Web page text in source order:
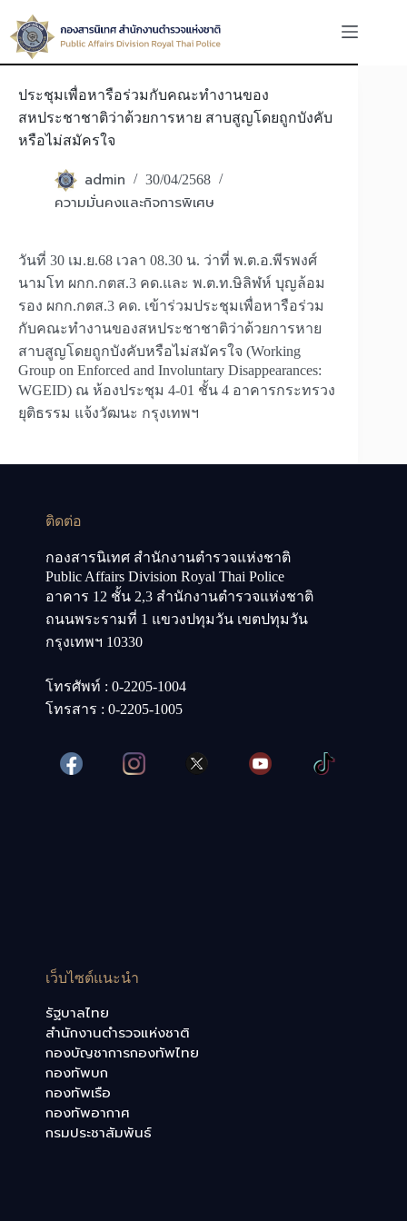
to
content
ประชุมเพื่อหารือร่วมกับคณะทำงานของ
สหประชาชาติว่าด้วยการหาย สาบสูญโดยถูกบังคับ
หรือไม่สมัครใจ
admin 30/04/2568
ความมั่นคงและกิจการพิเศษ
วันที่ 30 เม.ย.68 เวลา 08.30 น. ว่าที่ พ.ต.อ.พีรพงศ์
นามโท ผกก.กตส.3 คด.และ พ.ต.ท.ษิลิฬห์ บุญล้อม
รอง ผกก.กตส.3 คด. เข้าร่วมประชุมเพื่อหารือร่วม
กับคณะทำงานของสหประชาชาติว่าด้วยการหาย
สาบสูญโดยถูกบังคับหรือไม่สมัครใจ (Working
Group on Enforced and Involuntary Disappearances:
WGEID) ณ ห้องประชุม 4-01 ชั้น 4 อาคารกระทรวง
ยุติธรรม แจ้งวัฒนะ กรุงเทพฯ
ติดต่อ
กองสารนิเทศ สำนักงานตำรวจแห่งชาติ
Public Affairs Division Royal Thai Police
อาคาร 12 ชั้น 2,3 สำนักงานตำรวจแห่งชาติ
ถนนพระรามที่ 1 แขวงปทุมวัน เขตปทุมวัน
กรุงเทพฯ 10330
โทรศัพท์ : 0-2205-1004
โทรสาร : 0-2205-1005
เว็บไซต์แนะนำ
รัฐบาลไทย
สำนักงานตำรวจแห่งชาติ
กองบัญชาการกองทัพไทย
กองทัพบก
กองทัพเรือ
กองทัพอากาศ
กรมประชาสัมพันธ์